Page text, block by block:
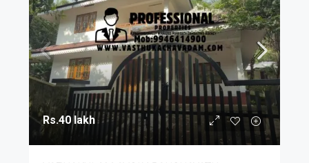
Rs.40 lakh